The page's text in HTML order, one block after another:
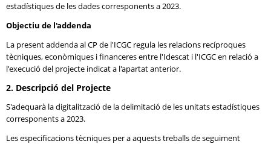
estadístiques de les dades corresponents a 2023.
Objectiu de l'addenda
La present addenda al CP de l'ICGC regula les relacions recíproques
tècniques, econòmiques i financeres entre l'Idescat i l'ICGC en relació a
l'execució del projecte indicat a l'apartat anterior.
2. Descripció del Projecte
S'adequarà la digitalització de la delimitació de les unitats estadístiques
corresponents a 2023.
Les especificacions tècniques per a aquests treballs de seguiment